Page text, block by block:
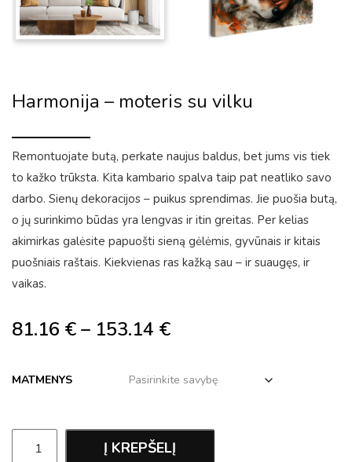
Harmonija – moteris su vilku
Remontuojate butą, perkate naujus baldus, bet jums vis tiek
to kažko trūksta. Kita kambario spalva taip pat neatliko savo
darbo. Sienų dekoracijos – puikus sprendimas. Jie puošia butą,
o jų surinkimo būdas yra lengvas ir itin greitas. Per kelias
akimirkas galėsite papuošti sieną gėlėmis, gyvūnais ir kitais
puošniais raštais. Kiekvienas ras kažką sau – ir suaugęs, ir
vaikas.
81.16 €– 153.14 €
MATMENYS
Į KREPŠELĮ